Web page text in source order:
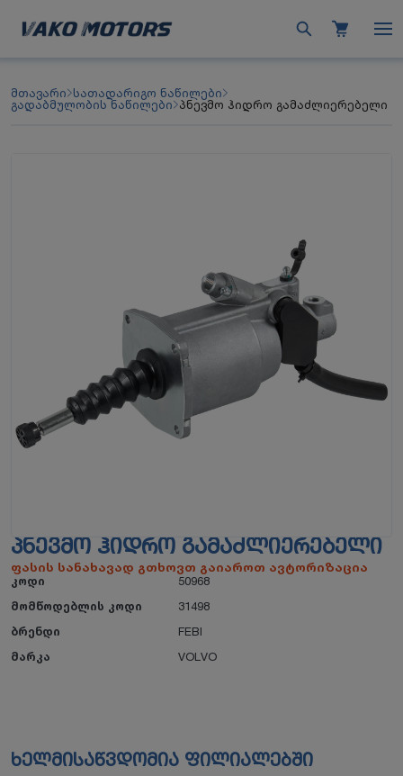
მთავარი სათადარიგო ნაწილები
გადაბმულობის ნაწილები პნევმო ჰიდრო გამაძლიერებელი
ᲞᲜᲔᲕᲛᲝ ᲰᲘᲓᲠᲝ ᲒᲐᲛᲐᲫᲚᲘᲔᲠᲔᲑᲔᲚᲘ
ფასის სანახავად გთხოვთ გაიაროთ ავტორიზაცია
კოდი
50968
მომწოდებლის კოდი
31498
ბრენდი
FEBI
მარკა
VOLVO
ხელმისაწვდომია ფილიალებში